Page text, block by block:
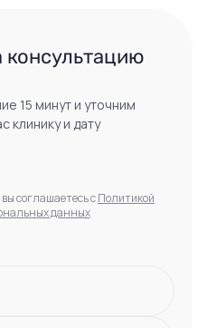
консультацию
15 минут и уточним
клинику и дату
соглашаетесь сПолитикой
данных